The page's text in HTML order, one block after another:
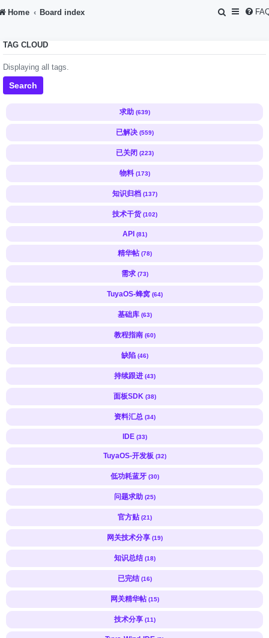
Home Board index
S
TAG CLOUD
Displaying all tags.
Search
求助 (639)
已解决 (559)
已关闭 (223)
物料 (173)
知识归档 (137)
技术干货 (102)
API (81)
精华帖 (78)
需求 (73)
TuyaOS-蜂窝 (64)
基础库 (63)
教程指南 (60)
缺陷 (46)
持续跟进 (43)
面板SDK (38)
资料汇总 (34)
IDE (33)
TuyaOS-开发板 (32)
低功耗蓝牙 (30)
问题求助 (25)
官方贴 (21)
网关技术分享 (19)
知识总结 (18)
已完结 (16)
网关精华帖 (15)
技术分享 (11)